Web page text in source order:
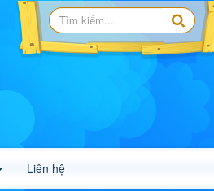
Liên hệ